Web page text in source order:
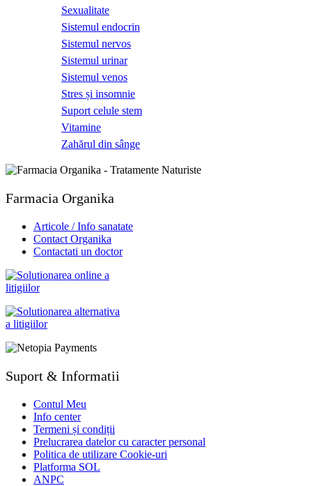
Sexualitate
Sistemul endocrin
Sistemul nervos
Sistemul urinar
Sistemul venos
Stres și insomnie
Suport celule stem
Vitamine
Zahărul din sânge
Farmacia Organika
Articole / Info sanatate
Contact Organika
Contactati un doctor
Suport & Informatii
Contul Meu
Info center
Termeni și condiții
Prelucrarea datelor cu caracter personal
Politica de utilizare Cookie-uri
Platforma SOL
ANPC